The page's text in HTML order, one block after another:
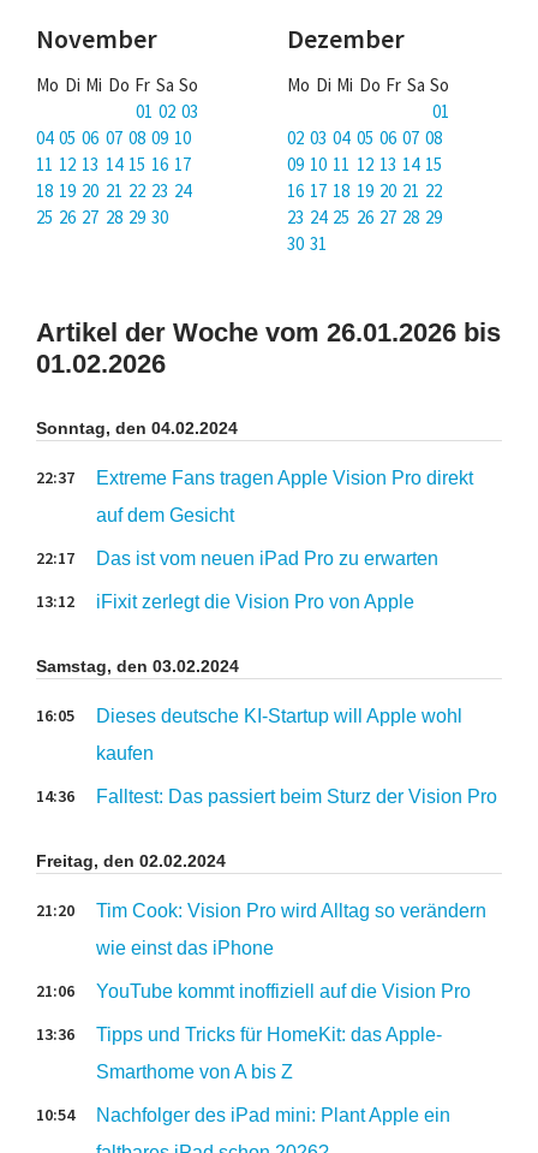
November
Mo Di Mi Do Fr Sa So
01 02 03
04 05 06 07 08 09 10
11 12 13 14 15 16 17
18 19 20 21 22 23 24
25 26 27 28 29 30
Dezember
Mo Di Mi Do Fr Sa So
01
02 03 04 05 06 07 08
09 10 11 12 13 14 15
16 17 18 19 20 21 22
23 24 25 26 27 28 29
30 31
Artikel der Woche vom 26.01.2026 bis
01.02.2026
Sonntag, den 04.02.2024
Extreme Fans tragen Apple Vision Pro direkt
auf dem Gesicht
22:37
Das ist vom neuen iPad Pro zu erwarten
22:17
iFixit zerlegt die Vision Pro von Apple
13:12
Samstag, den 03.02.2024
Dieses deutsche KI-Startup will Apple wohl
kaufen
16:05
Falltest: Das passiert beim Sturz der Vision Pro
14:36
Freitag, den 02.02.2024
Tim Cook: Vision Pro wird Alltag so verändern
wie einst das iPhone
21:20
YouTube kommt inoffiziell auf die Vision Pro
21:06
Tipps und Tricks für HomeKit: das Apple-
Smarthome von A bis Z
13:36
Nachfolger des iPad mini: Plant Apple ein
10:54